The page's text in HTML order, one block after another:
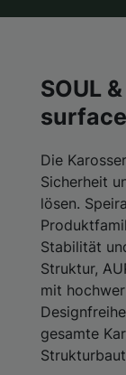
SOUL
Die
Sicherheit
lösen.
Stabilität
Struktur,
mit
gesamte